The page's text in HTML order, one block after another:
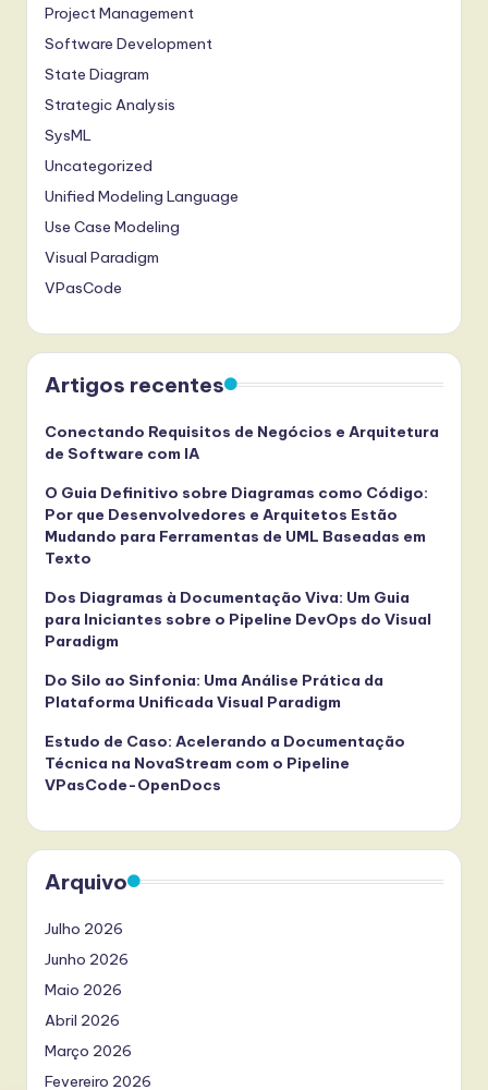
Project Management
Software Development
State Diagram
Strategic Analysis
SysML
Uncategorized
Unified Modeling Language
Use Case Modeling
Visual Paradigm
VPasCode
Artigos recentes
Conectando Requisitos de Negócios e Arquitetura
de Software com IA
O Guia Definitivo sobre Diagramas como Código:
Por que Desenvolvedores e Arquitetos Estão
Mudando para Ferramentas de UML Baseadas em
Texto
Dos Diagramas à Documentação Viva: Um Guia
para Iniciantes sobre o Pipeline DevOps do Visual
Paradigm
Do Silo ao Sinfonia: Uma Análise Prática da
Plataforma Unificada Visual Paradigm
Estudo de Caso: Acelerando a Documentação
Técnica na NovaStream com o Pipeline
VPasCode-OpenDocs
Arquivo
Julho 2026
Junho 2026
Maio 2026
Abril 2026
Março 2026
Fevereiro 2026